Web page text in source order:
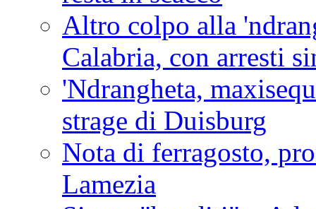
Altro colpo alla
Calabria, con arresti
'Ndrangheta,
strage di Duisburg
Nota di ferragosto,
Lamezia